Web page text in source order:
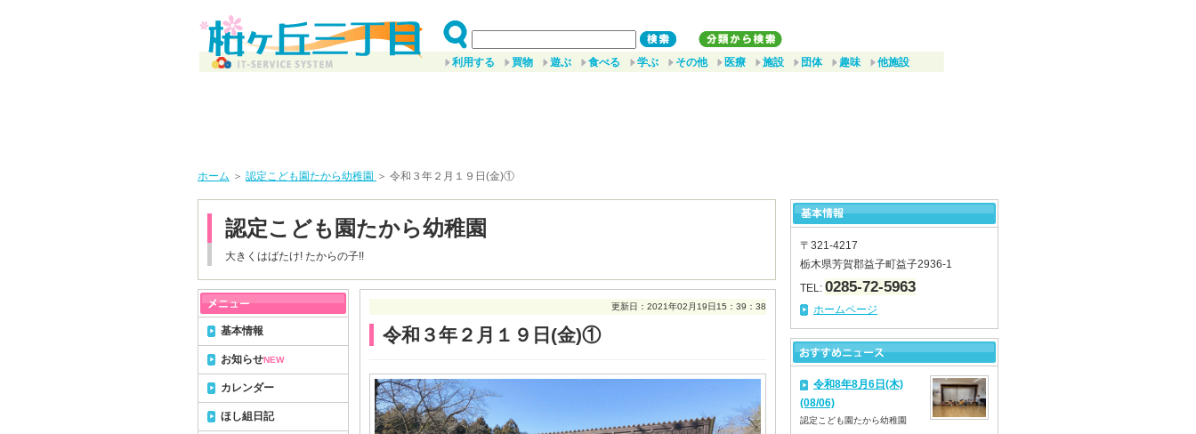
利用する 買物 遊ぶ 食べる 学ぶ その他 医療 施設 団体 趣味 他施設
ホーム ＞ 認定こども園たから幼稚園 ＞ 令和３年２月１９日(金)①
認定こども園たから幼稚園
大きくはばたけ! たからの子!!
更新日：2021年02月19日15：39：38
令和３年２月１９日(金)①
基本情報
お知らせNEW
カレンダー
ほし組日記
〒321-4217
栃木県芳賀郡益子町益子2936-1
TEL: 0285-72-5963
ホームページ
令和8年8月6日(木)
(08/06)
認定こども園たから幼稚園